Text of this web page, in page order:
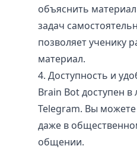
объяснить
задач
позволяет ученику
материал.
4. Доступность и
Brain Bot доступен
Telegram. Вы
даже в
общении.